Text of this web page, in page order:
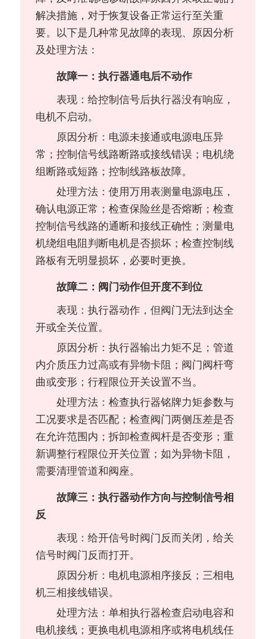
解决措施，对于恢复设备正常运行至关重
要。以下是几种常见故障的表现、原因分析
及处理方法：
故障一：执行器通电后不动作
表现：给控制信号后执行器没有响应，
电机不启动。
原因分析：电源未接通或电源电压异
常；控制信号线路断路或接线错误；电机绕
组断路或短路；控制线路板故障。
处理方法：使用万用表测量电源电压，
确认电源正常；检查保险丝是否熔断；检查
控制信号线路的通断和接线正确性；测量电
机绕组电阻判断电机是否损坏；检查控制线
路板有无明显损坏，必要时更换。
故障二：阀门动作但开度不到位
表现：执行器动作，但阀门无法到达全
开或全关位置。
原因分析：执行器输出力矩不足；管道
内介质压力过高或有异物卡阻；阀门阀杆弯
曲或变形；行程限位开关设置不当。
处理方法：检查执行器铭牌力矩参数与
工况要求是否匹配；检查阀门两侧压差是否
在允许范围内；拆卸检查阀杆是否变形；重
新调整行程限位开关位置；如为异物卡阻，
需要清理管道和阀座。
故障三：执行器动作方向与控制信号相
反
表现：给开信号时阀门反而关闭，给关
信号时阀门反而打开。
原因分析：电机电源相序接反；三相电
机三相接线错误。
处理方法：单相执行器检查启动电容和
电机接线；更换电机电源相序或将电机线任